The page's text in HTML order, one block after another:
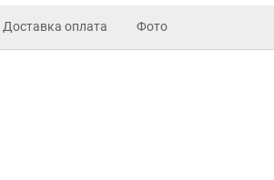
Доставка оплата Фото